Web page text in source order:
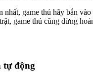
nhất, game thủ hãy bắn
game thủ cũng đừng
tự động